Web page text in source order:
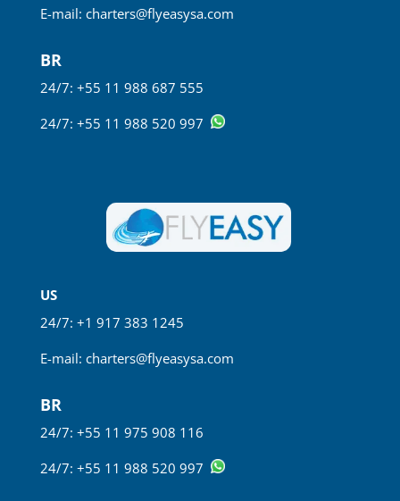
E-mail: charters@flyeasysa.com
BR
24/7: +55 11 988 687 555
24/7: +55 11 988 520 997
US
24/7: +1 917 383 1245
E-mail: charters@flyeasysa.com
BR
24/7: +55 11 975 908 116
24/7: +55 11 988 520 997